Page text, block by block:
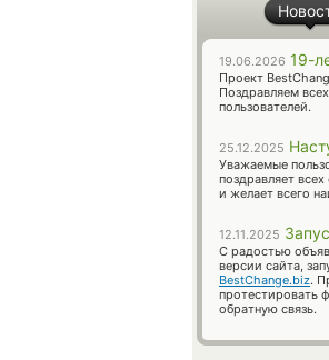
19.06.2026 19-
Проект
Поздравляем
пользователей.
25.12.2025
Уважаемые
поздравляет
и желает всего
12.11.2025
С радостью
версии сайта,
BestChange.biz.
протестировать
обратную связь.